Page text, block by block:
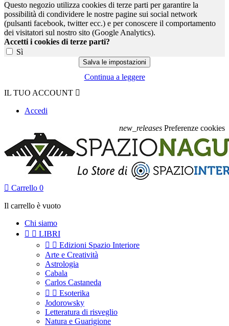
Questo negozio utilizza cookies di terze parti per garantire la
possibilità di condividere le nostre pagine sui social network
(pulsanti facebook, twitter ecc.) e per conoscere il comportamento
dei visitatori sul nostro sito (Google Analytics).
Accetti i cookies di terze parti?
Sì
Continua a leggere
IL TUO ACCOUNT 
Accedi
new_releases Preferenze cookies
 Carrello 0
Il carrello è vuoto
Chi siamo
  LIBRI
  Edizioni Spazio Interiore
Arte e Creatività
Astrologia
Cabala
Carlos Castaneda
  Esoterika
Jodorowsky
Letteratura di risveglio
Natura e Guarigione